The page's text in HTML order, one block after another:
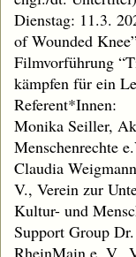
Dienstag: 11.3.
of Wounded
Filmvorführung
kämpfen für ein
Referent*Innen:
Monika Seiller,
Menschenrechte
Claudia
V., Verein zur
Kultur- und
Support Group
RheinMain e. V.,